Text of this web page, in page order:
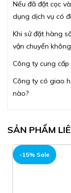
Nếu đã đặt cọc
dụng dịch vụ có
Khi sử đặt hàng
vận chuyển
Công ty cung cấp
Công ty có giao
nào?
SẢN PHẨM
-15% Sale